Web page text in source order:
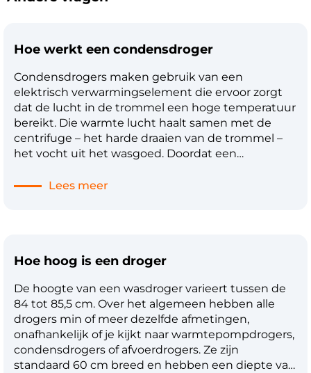
Hoe werkt een condensdroger
Condensdrogers maken gebruik van een
elektrisch verwarmingselement die ervoor zorgt
dat de lucht in de trommel een hoge temperatuur
bereikt. Die warmte lucht haalt samen met de
centrifuge – het harde draaien van de trommel –
het vocht uit het wasgoed. Doordat een
temperatuur dan bijvoorbeeld een
waterafvoer, of je maakt gebruik van het
iedere droogbeurt legen, bijvoorbeeld in de
wasbak.
Lees meer
Hoe hoog is een droger
De hoogte van een wasdroger varieert tussen de
84 tot 85,5 cm. Over het algemeen hebben alle
drogers min of meer dezelfde afmetingen,
onafhankelijk of je kijkt naar warmtepompdrogers,
condensdrogers of afvoerdrogers. Ze zijn
standaard 60 cm breed en hebben een diepte van